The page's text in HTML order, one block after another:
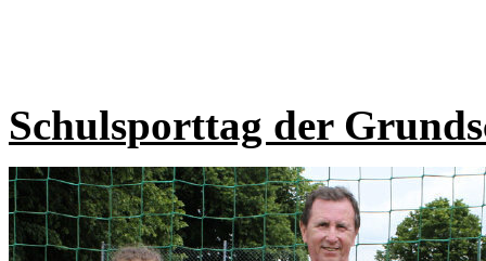
Schulsporttag der